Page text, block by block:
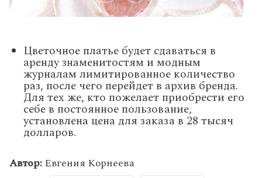
Цветочное платье будет сдаваться в
аренду знаменитостям и модным
журналам лимитированное количество
раз, после чего перейдет в архив бренда.
Для тех же, кто пожелает приобрести его
себе в постоянное пользование,
установлена цена для заказа в 28 тысяч
долларов.
Автор:Евгения Корнеева